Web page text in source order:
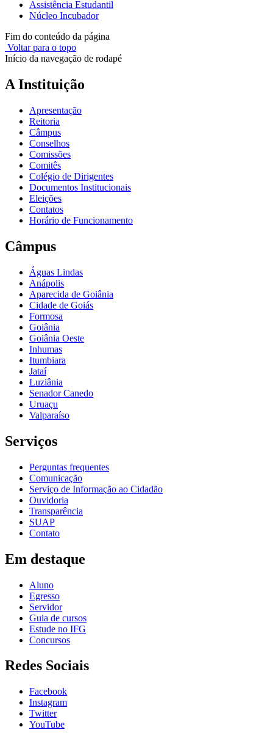
Assistência Estudantil
Núcleo Incubador
Fim do conteúdo da página
Voltar para o topo
Início da navegação de rodapé
A Instituição
Apresentação
Reitoria
Câmpus
Conselhos
Comissões
Comitês
Colégio de Dirigentes
Documentos Institucionais
Eleições
Contatos
Horário de Funcionamento
Câmpus
Águas Lindas
Anápolis
Aparecida de Goiânia
Cidade de Goiás
Formosa
Goiânia
Goiânia Oeste
Inhumas
Itumbiara
Jataí
Luziânia
Senador Canedo
Uruaçu
Valparaíso
Serviços
Perguntas frequentes
Comunicação
Serviço de Informação ao Cidadão
Ouvidoria
Transparência
SUAP
Contato
Em destaque
Aluno
Egresso
Servidor
Guia de cursos
Estude no IFG
Concursos
Redes Sociais
Facebook
Instagram
Twitter
YouTube